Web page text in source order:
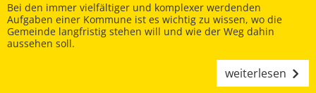
Bei den immer vielfältiger und komplexer werdenden
Aufgaben einer Kommune ist es wichtig zu wissen, wo die
Gemeinde langfristig stehen will und wie der Weg dahin
aussehen soll.
weiterlesen